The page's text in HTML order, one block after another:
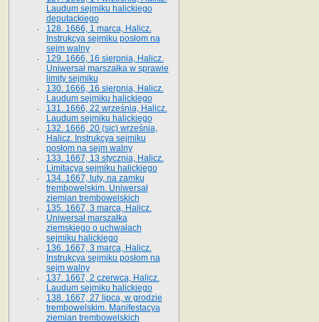
Laudum sejmiku halickiego
deputackiego
128. 1666, 1 marca, Halicz.
Instrukcya sejmiku posłom na
sejm walny
129. 1666, 16 sierpnia, Halicz.
Uniwersał marszałka w sprawie
limity sejmiku
130. 1666, 16 sierpnia, Halicz.
Laudum sejmiku halickiego
131. 1666, 22 września, Halicz.
Laudum sejmiku halickiego
132. 1666, 20 (sic) września,
Halicz. Instrukcya sejmiku
posłom na sejm walny
133. 1667, 13 stycznia, Halicz.
Limitacya sejmiku halickiego
134. 1667, luty, na zamku
trembowelskim. Uniwersał
ziemian trembowelskich
135. 1667, 3 marca, Halicz.
Uniwersał marszałka
ziemskiego o uchwałach
sejmiku halickiego
136. 1667, 3 marca, Halicz.
Instrukcya sejmiku posłom na
sejm walny
137. 1667, 2 czerwca, Halicz.
Laudum sejmiku halickiego
138. 1667, 27 lipca, w grodzie
trembowelskim. Manifestacya
ziemian trembowelskich